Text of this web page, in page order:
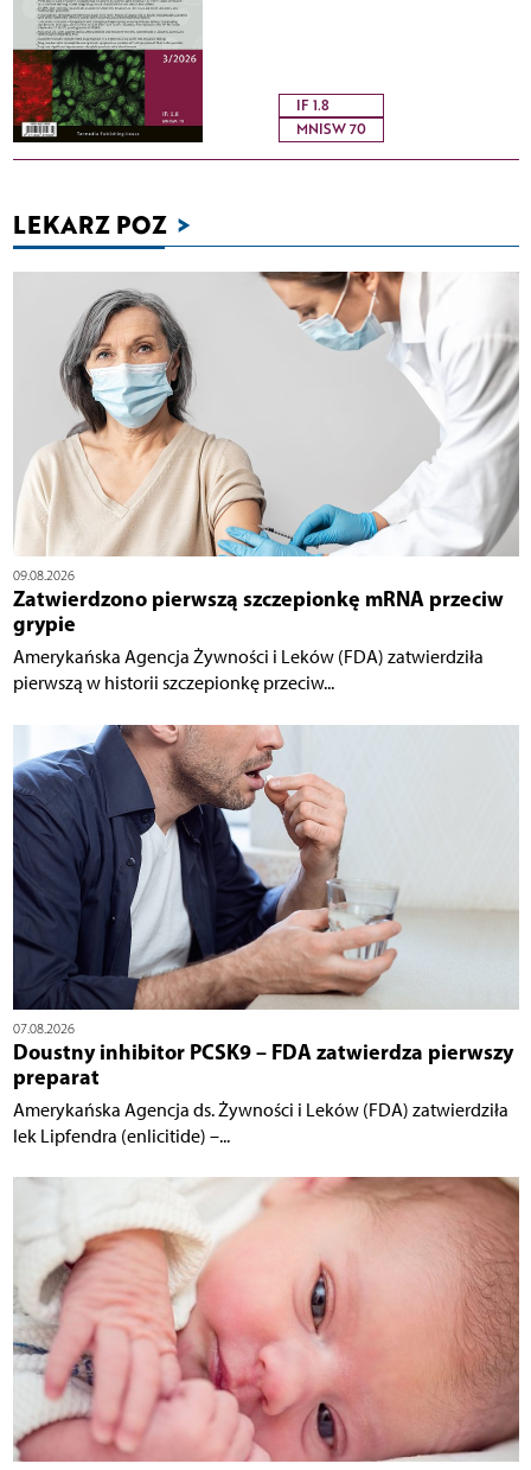
IF 1.8
MNISW 70
LEKARZ POZ >
09.08.2026
Zatwierdzono pierwszą szczepionkę mRNA przeciw
grypie
Amerykańska Agencja Żywności i Leków (FDA) zatwierdziła
pierwszą w historii szczepionkę przeciw...
07.08.2026
Doustny inhibitor PCSK9 – FDA zatwierdza pierwszy
preparat
Amerykańska Agencja ds. Żywności i Leków (FDA) zatwierdziła
lek Lipfendra (enlicitide) –...